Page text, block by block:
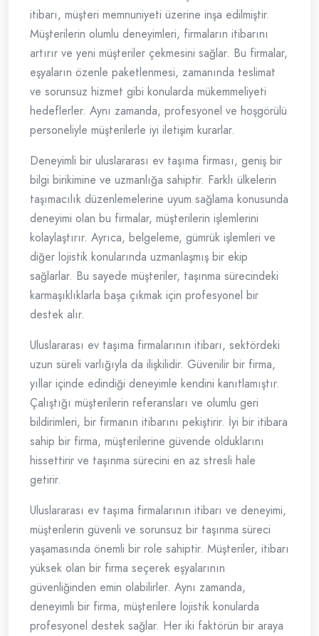
itibarı, müşteri memnuniyeti üzerine inşa edilmiştir.
Müşterilerin olumlu deneyimleri, firmaların itibarını
artırır ve yeni müşteriler çekmesini sağlar. Bu firmalar,
eşyaların özenle paketlenmesi, zamanında teslimat
ve sorunsuz hizmet gibi konularda mükemmeliyeti
hedeflerler. Aynı zamanda, profesyonel ve hoşgörülü
personeliyle müşterilerle iyi iletişim kurarlar.
Deneyimli bir uluslararası ev taşıma firması, geniş bir
bilgi birikimine ve uzmanlığa sahiptir. Farklı ülkelerin
taşımacılık düzenlemelerine uyum sağlama konusunda
deneyimi olan bu firmalar, müşterilerin işlemlerini
kolaylaştırır. Ayrıca, belgeleme, gümrük işlemleri ve
diğer lojistik konularında uzmanlaşmış bir ekip
sağlarlar. Bu sayede müşteriler, taşınma sürecindeki
karmaşıklıklarla başa çıkmak için profesyonel bir
destek alır.
Uluslararası ev taşıma firmalarının itibarı, sektördeki
uzun süreli varlığıyla da ilişkilidir. Güvenilir bir firma,
yıllar içinde edindiği deneyimle kendini kanıtlamıştır.
Çalıştığı müşterilerin referansları ve olumlu geri
bildirimleri, bir firmanın itibarını pekiştirir. İyi bir itibara
sahip bir firma, müşterilerine güvende olduklarını
hissettirir ve taşınma sürecini en az stresli hale
getirir.
Uluslararası ev taşıma firmalarının itibarı ve deneyimi,
müşterilerin güvenli ve sorunsuz bir taşınma süreci
yaşamasında önemli bir role sahiptir. Müşteriler, itibarı
yüksek olan bir firma seçerek eşyalarının
güvenliğinden emin olabilirler. Aynı zamanda,
deneyimli bir firma, müşterilere lojistik konularda
profesyonel destek sağlar. Her iki faktörün bir araya